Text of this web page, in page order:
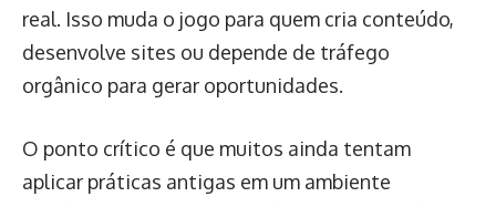
real. Isso muda o jogo para quem cria conteúdo,
desenvolve sites ou depende de tráfego
orgânico para gerar oportunidades.
O ponto crítico é que muitos ainda tentam
aplicar práticas antigas em um ambiente